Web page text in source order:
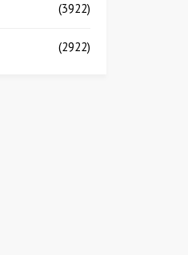
(3922)
(2922)